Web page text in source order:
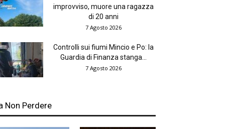
improvviso, muore una ragazza
di 20 anni
7 Agosto 2026
Controlli sui fiumi Mincio e Po: la
Guardia di Finanza stanga...
7 Agosto 2026
Non Perdere